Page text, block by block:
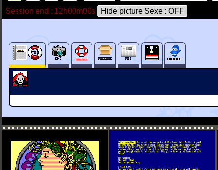
Session end : 12h00m00s
Hide picture Sexe : OFF